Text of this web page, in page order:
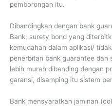
pemborongan itu.
Dibandingkan dengan bank
Bank, surety bond yang
kemudahan dalam aplikasi/
penerbitan bank guarantee
lebih murah dibanding dengan
garansi, disamping itu sistem
Bank mensyaratkan jaminan